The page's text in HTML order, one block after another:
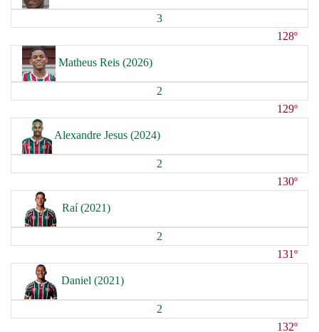
3
128º
Matheus Reis (2026)
2
129º
Alexandre Jesus (2024)
2
130º
Raí (2021)
2
131º
Daniel (2021)
2
132º